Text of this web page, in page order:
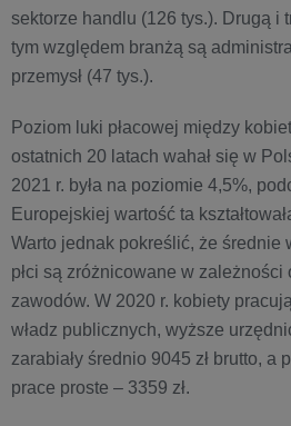
sektorze handlu (126 tys.). Drugą i
tym względem branżą są
przemysł (47 tys.).
Poziom luki płacowej między
ostatnich 20 latach wahał się w
2021 r. była na poziomie 4,5%,
Europejskiej wartość ta
Warto jednak pokreślić, że średnie
płci są zróżnicowane w zależności
zawodów. W 2020 r. kobiety
władz publicznych, wyższe
zarabiały średnio 9045 zł brutto, a
prace proste – 3359 zł.